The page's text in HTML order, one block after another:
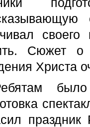
Сюжет о
Христа
было
праздник